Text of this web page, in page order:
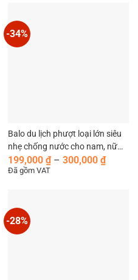
-34%
Balo du lịch phượt loại lớn siêu
nhẹ chống nước cho nam, nữ
đẹp cao cấp chính hãng MySun
Move
199,000 ₫ – 300,000 ₫Khoảng
Đã gồm VAT
-28%